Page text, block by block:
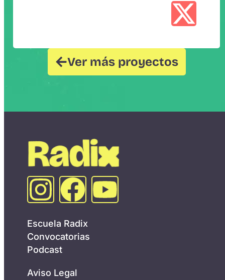
Ver más proyectos
Escuela Radix
Convocatorias
Podcast
Aviso Legal